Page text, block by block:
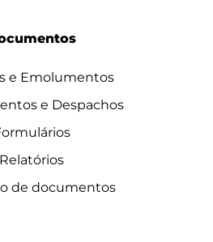
e Emolumentos
e Despachos
Relatórios
de documentos